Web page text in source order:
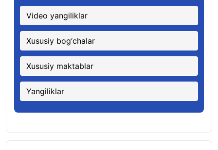
Video yangiliklar
Xususiy bog‘chalar
Xususiy maktablar
Yangiliklar